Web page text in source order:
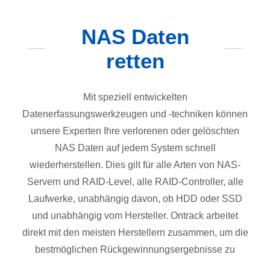
NAS Daten
retten
Mit speziell entwickelten
Datenerfassungswerkzeugen und -techniken können
unsere Experten Ihre verlorenen oder gelöschten
NAS Daten auf jedem System schnell
wiederherstellen. Dies gilt für alle Arten von NAS-
Servern und RAID-Level, alle RAID-Controller, alle
Laufwerke, unabhängig davon, ob HDD oder SSD
und unabhängig vom Hersteller. Ontrack arbeitet
direkt mit den meisten Herstellern zusammen, um die
bestmöglichen Rückgewinnungsergebnisse zu